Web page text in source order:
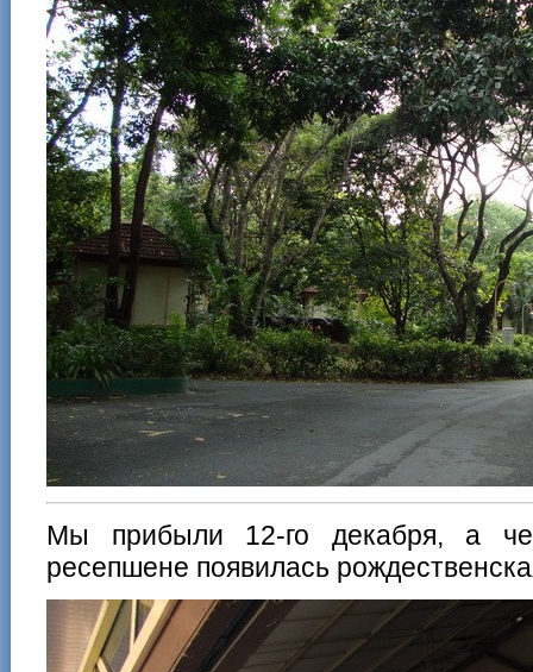
Мы прибыли 12-го декабря, а
ресепшене появилась